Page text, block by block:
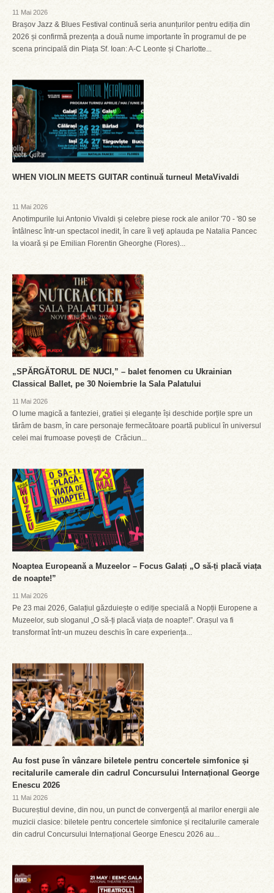
11 Mai 2026
Brașov Jazz & Blues Festival continuă seria anunțurilor pentru ediția din
2026 și confirmă prezența a două nume importante în programul de pe
scena principală din Piața Sf. Ioan: A-C Leonte și Charlotte...
WHEN VIOLIN MEETS GUITAR continuă turneul MetaVivaldi
11 Mai 2026
Anotimpurile lui Antonio Vivaldi și celebre piese rock ale anilor '70 - '80 se
întâlnesc într-un spectacol inedit, în care îi veţi aplauda pe Natalia Pancec
la vioară și pe Emilian Florentin Gheorghe (Flores)...
„SPĂRGĂTORUL DE NUCI,” – balet fenomen cu Ukrainian
Classical Ballet, pe 30 Noiembrie la Sala Palatului
11 Mai 2026
O lume magică a fanteziei, gratiei și eleganțe își deschide porțile spre un
tărâm de basm, în care personaje fermecătoare poartă publicul în universul
celei mai frumoase povești de Crăciun...
Noaptea Europeană a Muzeelor – Focus Galați „O să-ți placă viața
de noapte!”
11 Mai 2026
Pe 23 mai 2026, Galațiul găzduiește o ediție specială a Nopții Europene a
Muzeelor, sub sloganul „O să-ți placă viața de noapte!”. Orașul va fi
transformat într-un muzeu deschis în care experiența...
Au fost puse în vânzare biletele pentru concertele simfonice și
recitalurile camerale din cadrul Concursului Internațional George
Enescu 2026
11 Mai 2026
Bucureștiul devine, din nou, un punct de convergență al marilor energii ale
muzicii clasice: biletele pentru concertele simfonice și recitalurile camerale
din cadrul Concursului Internațional George Enescu 2026 au...